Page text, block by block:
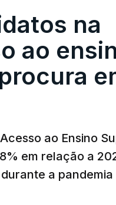
na
ao
ao Ensino
em relação a
a